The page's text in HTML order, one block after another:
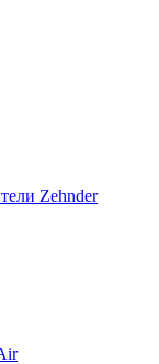
Zehnder